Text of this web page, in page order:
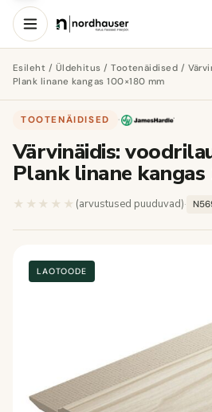
Esileht / Üldehitus /Tootenäidised /
Plank linane kangas 100×180 mm
TOOTENÄIDISED ·
Värvinäidis:
Plank linane
★★★★★ ★★★★★
(arvustused puuduvad)·
LAOTOODE